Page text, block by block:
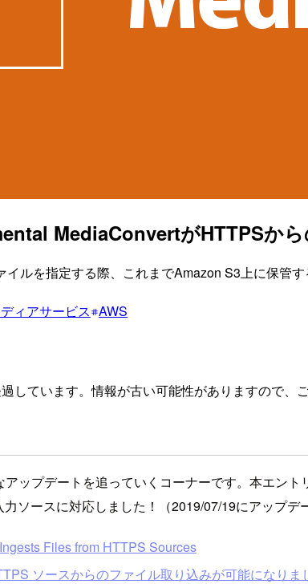
MediaConvertがHTTPSか
ルを指定する際、これまでAmazon S3上に保管
ィアサービス AWS
しています。情報が古い可能性がありますので、ご
ップデートを追っていくコーナーです。本エン
ソースに対応しました！（2019/07/19にアップデ
Files from HTTPS Sources
ソースからのファイル取り込みが可能になりま